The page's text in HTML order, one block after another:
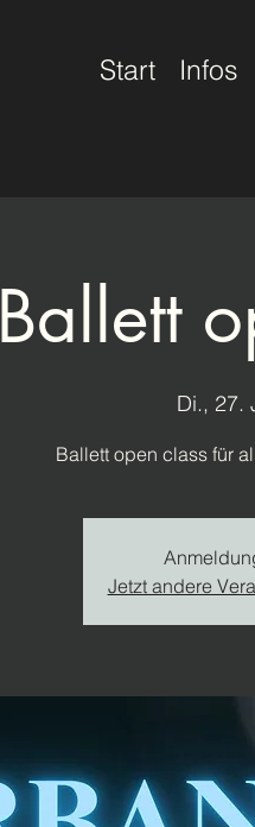
Start Infos
Ballett
Di., 27.
Ballett open class für
Jetzt andere